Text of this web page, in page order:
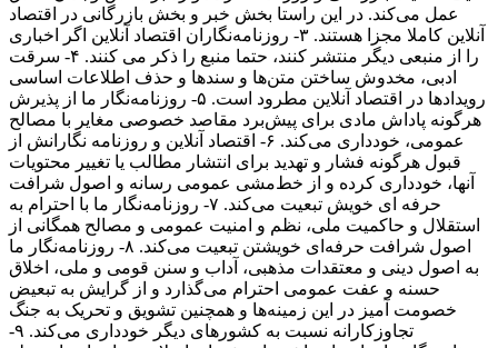
عمل می‌کند. در این راستا بخش خبر و بخش بازرگانی در اقتصاد
آنلاین کاملا مجزا هستند. ۳- روزنامه‌نگاران اقتصاد آنلاین اگر اخباری
را از منبعی دیگر منتشر کنند، حتما منبع را ذکر می کنند. ۴- سرقت
ادبی، مخدوش ساختن متن‌ها و سندها و حذف اطلاعات اساسی
رویدادها در اقتصاد آنلاین مطرود است. ۵- روزنامه‌نگار ما از پذیرش
هرگونه پاداش مادی برای پیش‌برد مقاصد خصوصی مغایر با مصالح
عمومی، خودداری می‌کند. ۶- اقتصاد آنلاین و روزنامه نگارانش از
قبول هرگونه فشار و تهدید برای انتشار مطالب یا تغییر محتویات
آنها، خودداری کرده و از خط‌مشی عمومی رسانه و اصول شرافت
حرفه ای خویش تبعیت می‌کند. ۷- روزنامه‌نگار ما با احترام به
استقلال و حاکمیت ملی، نظم و امنیت عمومی و مصالح همگانی از
اصول شرافت حرفه‌ای خویشتن تبعیت می‌کند. ۸- روزنامه‌نگار ما
به اصول دینی و معتقدات مذهبی، آداب و سنن قومی و ملی، اخلاق
حسنه و عفت عمومی احترام می‌گذارد و از گرایش به تبعیض
خصومت آمیز در این زمینه‌ها و همچنین تشویق و تحریک به جنگ
تجاوزکارانه نسبت به کشورهای دیگر خودداری می‌کند. ۹-